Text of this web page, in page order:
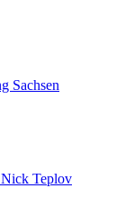
Sachsen
Teplov